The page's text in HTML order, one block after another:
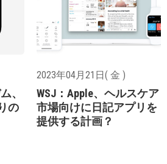
、
の
2023年04月21日( 金 )
WSJ：Apple、ヘルスケア
市場向けに日記アプリを
提供する計画？